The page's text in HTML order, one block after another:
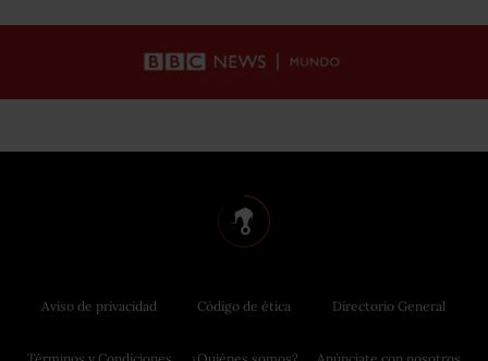
Aviso de privacidad Código de ética Directorio General